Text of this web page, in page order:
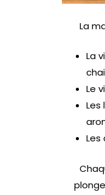
La
La
Le
Les